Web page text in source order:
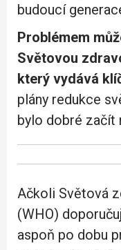
budoucí
Problémem
Světovou
který vydává
plány redukce
bylo dobré začít
Ačkoli Světová
(WHO)
aspoň po dobu